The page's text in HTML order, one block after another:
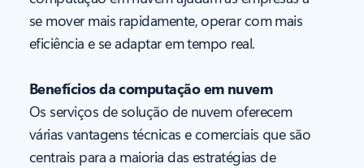
se mover mais rapidamente, operar com mais
eficiência e se adaptar em tempo real.
Benefícios da computação em nuvem
Os serviços de solução de nuvem oferecem
várias vantagens técnicas e comerciais que são
centrais para a maioria das estratégias de